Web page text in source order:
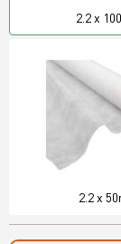
2.2 x
2.2 x